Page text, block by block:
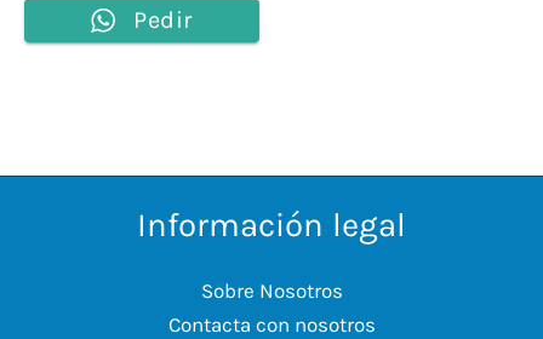
Pedir
Información legal
Sobre Nosotros
Contacta con nosotros